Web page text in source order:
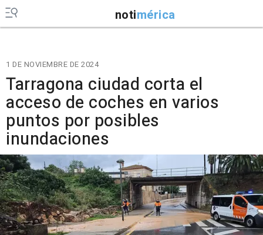
notimérica
1 DE NOVIEMBRE DE 2024
Tarragona ciudad corta el
acceso de coches en varios
puntos por posibles
inundaciones